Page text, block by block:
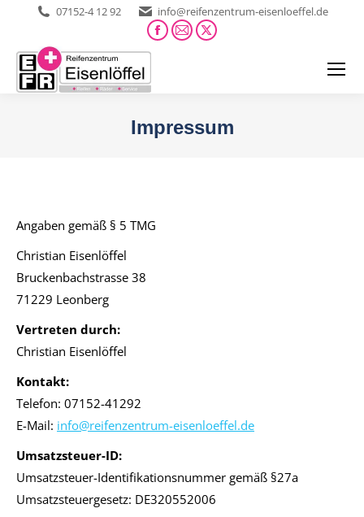
07152-4 12 92 info@reifenzentrum-eisenloeffel.de
Facebook
window
E-
new
X
window
Impressum
Angaben gemäß § 5 TMG
Christian Eisenlöffel
Bruckenbachstrasse 38
71229 Leonberg
Vertreten durch:
Christian Eisenlöffel
Kontakt:
Telefon: 07152-41292
E-Mail: info@reifenzentrum-eisenloeffel.de
Umsatzsteuer-ID:
Umsatzsteuer-Identifikationsnummer gemäß §27a
Umsatzsteuergesetz: DE320552006